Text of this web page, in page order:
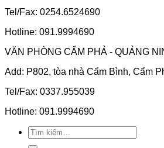
Tel/Fax: 0254.6524690
Hotline: 091.9994690
VĂN PHÒNG CẨM PHẢ - QUẢNG
Add: P802, tòa nhà Cẩm Bình, Cẩm
Tel/Fax: 0337.955039
Hotline: 091.9994690
Tìm
kiếm: